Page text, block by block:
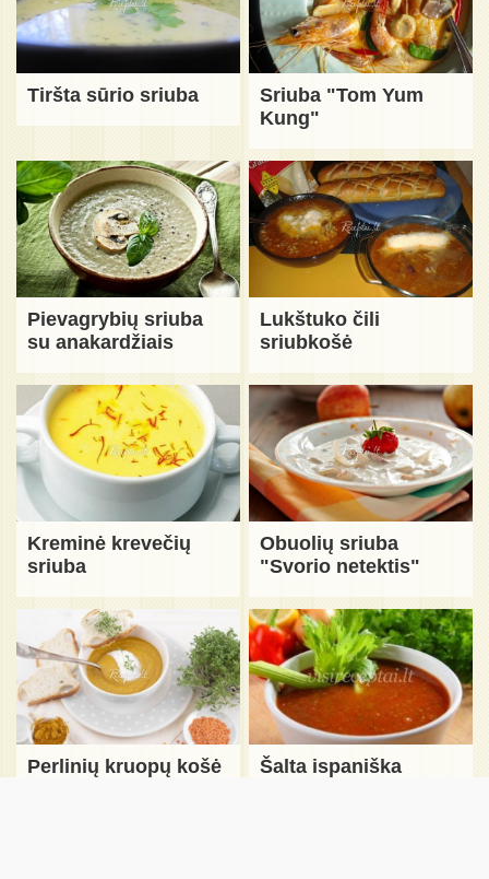
Tiršta sūrio sriuba
Sriuba "Tom Yum
Kung"
Pievagrybių sriuba
su anakardžiais
Lukštuko čili
sriubkošė
Kreminė krevečių
sriuba
Obuolių sriuba
"Svorio netektis"
Perlinių kruopų košė
Šalta ispaniška